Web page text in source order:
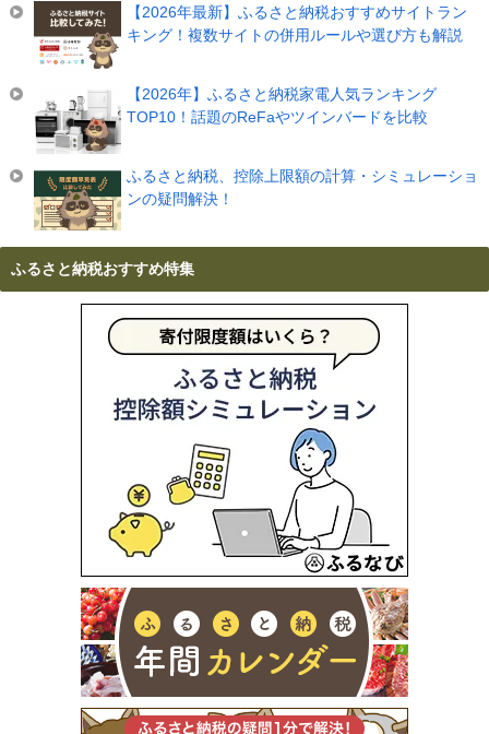
【2026年最新】ふるさと納税おすすめサイトラン
キング！複数サイトの併用ルールや選び方も解説
【2026年】ふるさと納税家電人気ランキング
TOP10！話題のReFaやツインバードを比較
ふるさと納税、控除上限額の計算・シミュレーショ
ンの疑問解決！
ふるさと納税おすすめ特集